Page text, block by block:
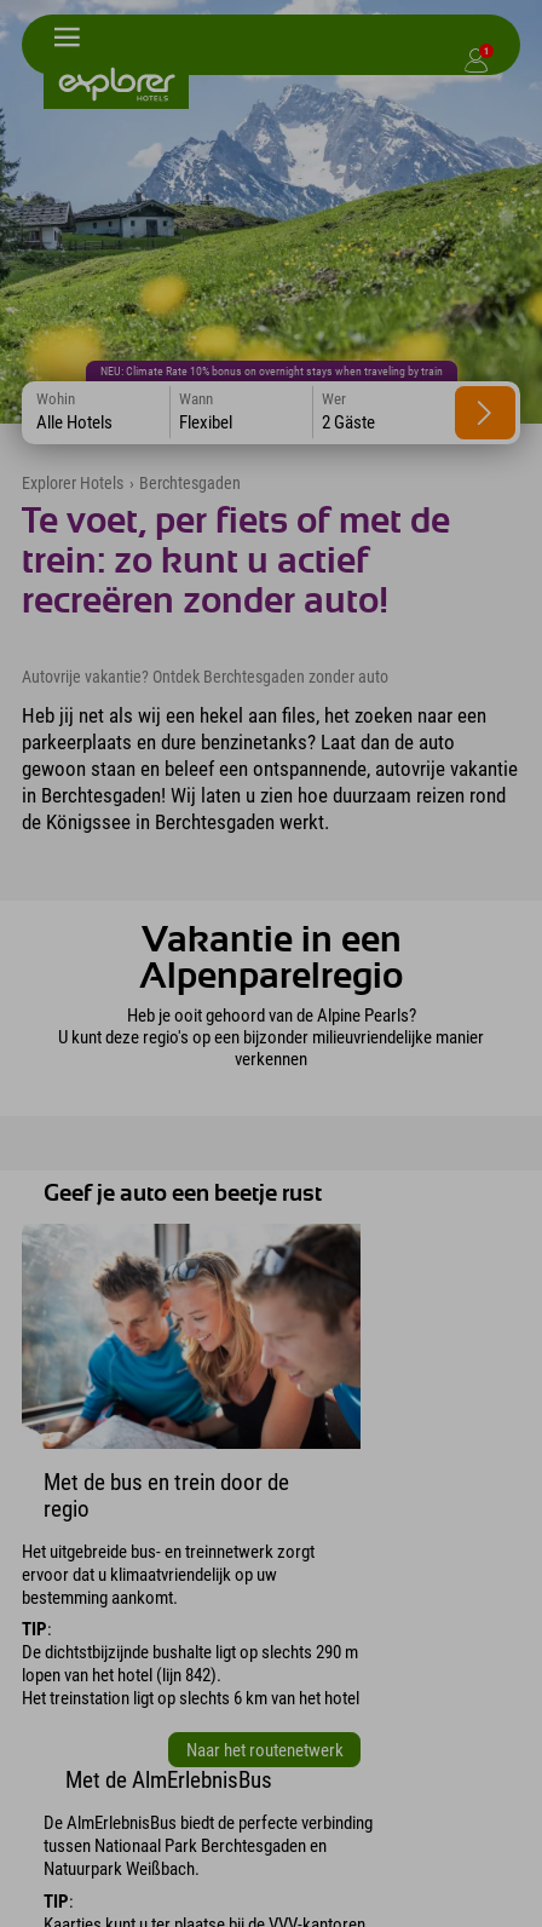
1
NEU: Climate Rate 10% bonus on overnight stays when traveling by train
Wohin
Alle Hotels
Wann
Flexibel
Wer
2 Gäste
Explorer Hotels › Berchtesgaden
Te voet, per fiets of met de
trein: zo kunt u actief
recreëren zonder auto!
Autovrije vakantie? Ontdek Berchtesgaden zonder auto
Heb jij net als wij een hekel aan files, het zoeken naar een
parkeerplaats en dure benzinetanks? Laat dan de auto
gewoon staan en beleef een ontspannende, autovrije vakantie
in Berchtesgaden! Wij laten u zien hoe duurzaam reizen rond
de Königssee in Berchtesgaden werkt.
Vakantie in een
Alpenparelregio
Heb je ooit gehoord van de Alpine Pearls?
U kunt deze regio's op een bijzonder milieuvriendelijke manier
verkennen
Geef je auto een beetje rust
Met de bus en trein door de
regio
Het uitgebreide bus- en treinnetwerk zorgt
ervoor dat u klimaatvriendelijk op uw
bestemming aankomt.
TIP:
De dichtstbijzijnde bushalte ligt op slechts 290 m
lopen van het hotel (lijn 842).
Het treinstation ligt op slechts 6 km van het hotel
Naar het routenetwerk
Met de AlmErlebnisBus
De AlmErlebnisBus biedt de perfecte verbinding
tussen Nationaal Park Berchtesgaden en
Natuurpark Weißbach.
TIP: